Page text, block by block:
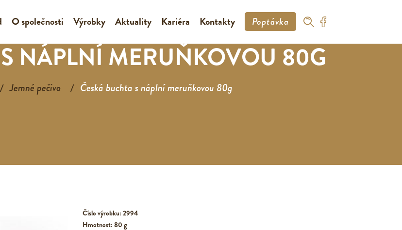
O společnosti Výrobky Aktuality Kariéra Kontakty Poptávka
NÁPLNÍ MERUŇKOVOU 80G
Jemné pečivo Česká buchta s náplní meruňkovou 80g
Číslo výrobku: 2994
Hmotnost: 80 g